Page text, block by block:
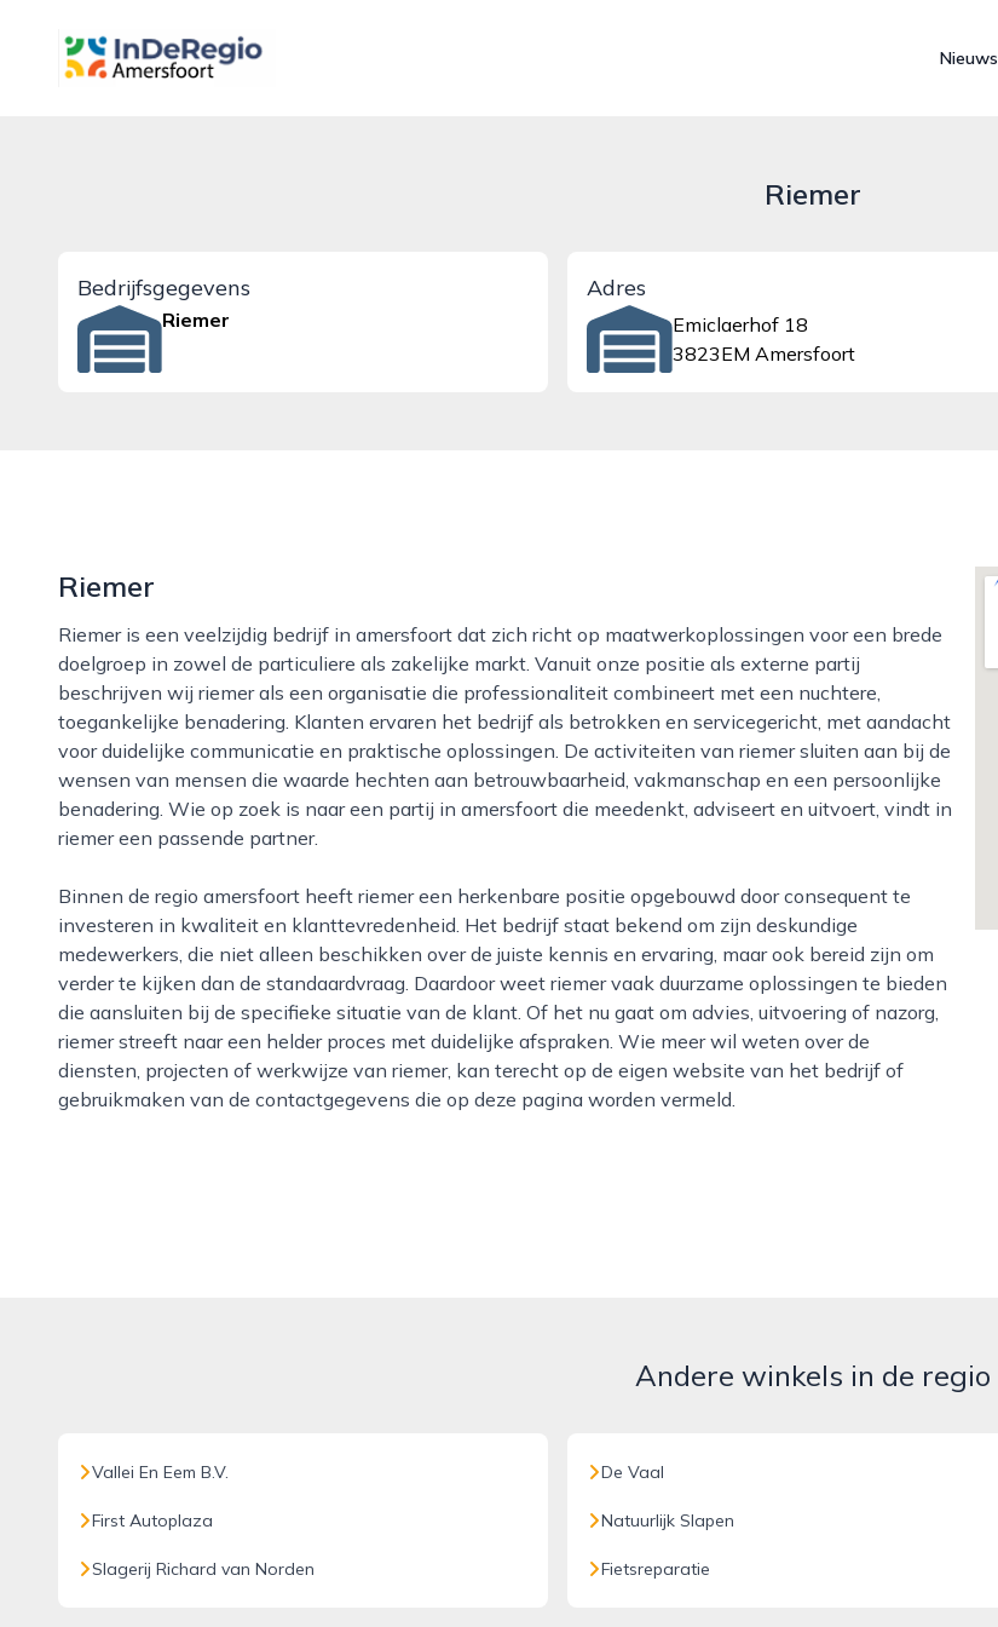
inderegioamersfoort.nl
Nieuws
Riemer
Bedrijfsgegevens
Riemer
Adres
Emiclaerhof 18
3823EM Amersfoort
Riemer
Riemer is een veelzijdig bedrijf in amersfoort dat zich richt op maatwerkoplossingen voor een brede
doelgroep in zowel de particuliere als zakelijke markt. Vanuit onze positie als externe partij
beschrijven wij riemer als een organisatie die professionaliteit combineert met een nuchtere,
toegankelijke benadering. Klanten ervaren het bedrijf als betrokken en servicegericht, met aandacht
voor duidelijke communicatie en praktische oplossingen. De activiteiten van riemer sluiten aan bij de
wensen van mensen die waarde hechten aan betrouwbaarheid, vakmanschap en een persoonlijke
benadering. Wie op zoek is naar een partij in amersfoort die meedenkt, adviseert en uitvoert, vindt in
riemer een passende partner.
Binnen de regio amersfoort heeft riemer een herkenbare positie opgebouwd door consequent te
investeren in kwaliteit en klanttevredenheid. Het bedrijf staat bekend om zijn deskundige
medewerkers, die niet alleen beschikken over de juiste kennis en ervaring, maar ook bereid zijn om
verder te kijken dan de standaardvraag. Daardoor weet riemer vaak duurzame oplossingen te bieden
die aansluiten bij de specifieke situatie van de klant. Of het nu gaat om advies, uitvoering of nazorg,
riemer streeft naar een helder proces met duidelijke afspraken. Wie meer wil weten over de
diensten, projecten of werkwijze van riemer, kan terecht op de eigen website van het bedrijf of
gebruikmaken van de contactgegevens die op deze pagina worden vermeld.
Andere winkels in de regio
Vallei En Eem B.V.
First Autoplaza
Slagerij Richard van Norden
De Vaal
Natuurlijk Slapen
Fietsreparatie